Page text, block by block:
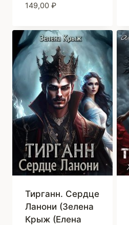
149,00 ₽
Тирганн. Сердце
Ланони (Зелена
Крыж (Елена